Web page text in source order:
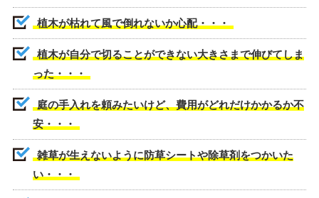
植木が枯れて風で倒れないか心配・・・
植木が自分で切ることができない大きさまで伸びてしま
った・・・
庭の手入れを頼みたいけど、費用がどれだけかかるか不
安・・・
雑草が生えないように防草シートや除草剤をつかいた
い・・・